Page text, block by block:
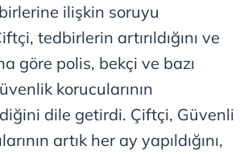
ilişkin soruyu
tedbirlerin artırıldığını ve
göre polis, bekçi ve bazı
korucularının
dile getirdi. Çiftçi, Güvenli
artık her ay yapıldığını,